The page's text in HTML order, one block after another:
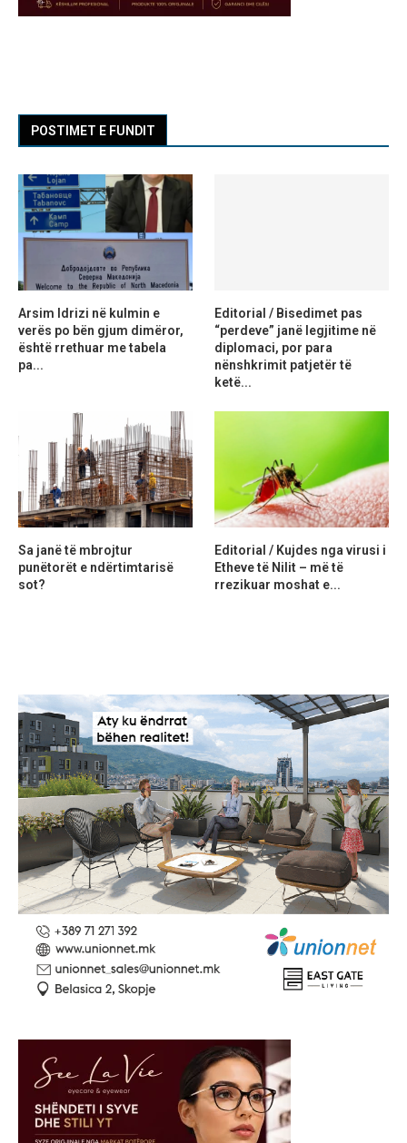
POSTIMET E FUNDIT
Arsim Idrizi në kulmin e
verës po bën gjum dimëror,
është rrethuar me tabela
pa...
Editorial / Bisedimet pas
“perdeve” janë legjitime në
diplomaci, por para
nënshkrimit patjetër të
ketë...
Sa janë të mbrojtur
punëtorët e ndërtimtarisë
sot?
Editorial / Kujdes nga virusi i
Etheve të Nilit – më të
rrezikuar moshat e...